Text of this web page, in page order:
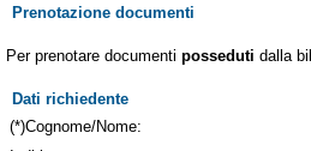
Prenotazione documenti
Per prenotare documenti posseduti dalla
Dati richiedente
(*)Cognome/Nome: